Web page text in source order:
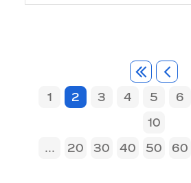
1 2 3 4 5 6
10
...
20 30 40 50 60